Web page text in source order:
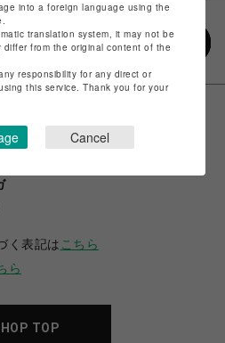
く表記は こちら
ら
TOP
into a foreign language using the
translation system, it may not be
differ from the original content of the
responsibility for any direct or
this service. Thank you for your
Cancel